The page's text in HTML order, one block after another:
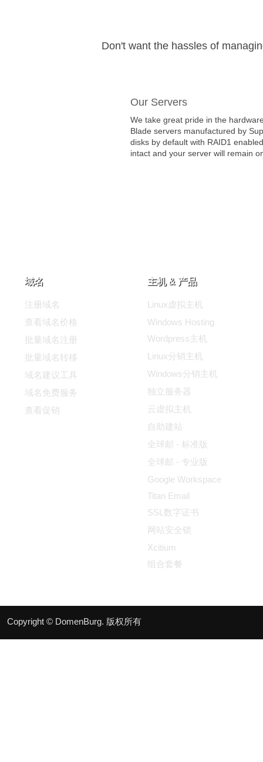
Don't want the hassles of
Our Servers
We take great pride in the
Blade servers manufactured by
disks by default with RAID1
intact and your server will remain
域名
注册域名
查看域名价格
批量域名注册
批量域名转移
域名建议工具
域名免费服务
查看促销
主机 & 产品
Linux虚拟主机
Windows Hosting
Wordpress主机
Linux分销主机
Windows分销主机
独立服务器
云虚拟主机
自助建站
全球邮 - 标准版
全球邮 - 专业版
Google Workspace
Titan Email
SSL数字证书
网站安全锁
Xcitium
组合套餐
Copyright © DomenBurg. 版权所有